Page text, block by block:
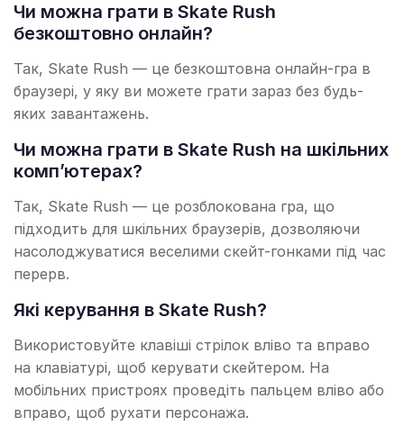
Чи можна грати в Skate Rush
безкоштовно онлайн?
Так, Skate Rush — це безкоштовна онлайн-гра в
браузері, у яку ви можете грати зараз без будь-
яких завантажень.
Чи можна грати в Skate Rush на шкільних
комп’ютерах?
Так, Skate Rush — це розблокована гра, що
підходить для шкільних браузерів, дозволяючи
насолоджуватися веселими скейт-гонками під час
перерв.
Які керування в Skate Rush?
Використовуйте клавіші стрілок вліво та вправо
на клавіатурі, щоб керувати скейтером. На
мобільних пристроях проведіть пальцем вліво або
вправо, щоб рухати персонажа.